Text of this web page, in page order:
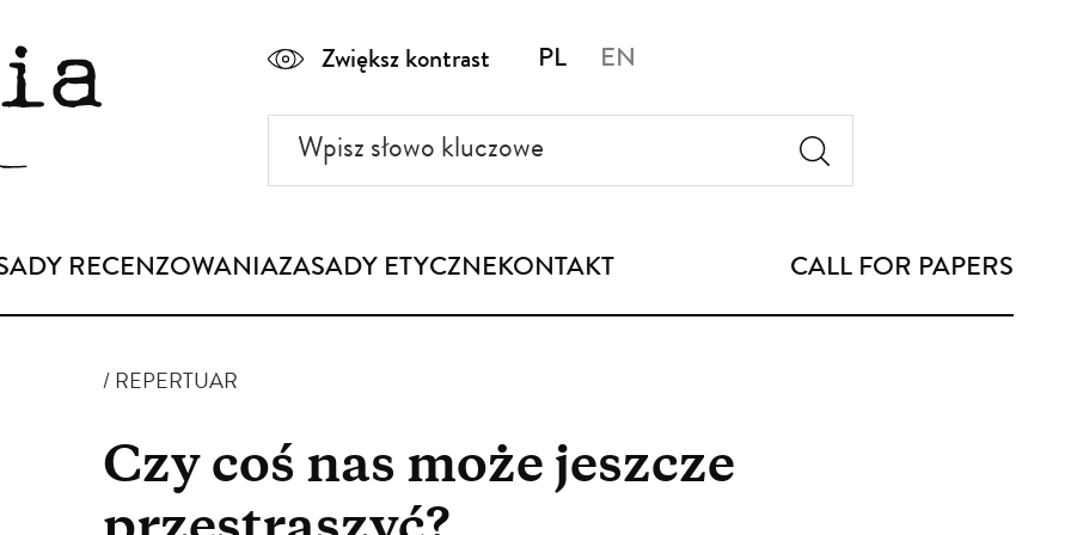
Zwiększ kontrast PL EN
słowo
kluczowe
RECENZOWANIAZASADY ETYCZNEKONTAKT CALL FOR PAPERS
REPERTUAR
Czy coś nas może jeszcze